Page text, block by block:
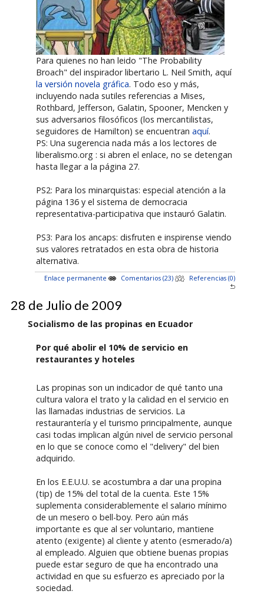
Para quienes no han leido "The Probability
Broach" del inspirador libertario L. Neil Smith, aquí
la versión novela gráfica. Todo eso y más,
incluyendo nada sutiles referencias a Mises,
Rothbard, Jefferson, Galatin, Spooner, Mencken y
sus adversarios filosóficos (los mercantilistas,
seguidores de Hamilton) se encuentranaquí.
PS: Una sugerencia nada más a los lectores de
liberalismo.org : si abren el enlace, no se detengan
hasta llegar a la página 27.
PS2: Para los minarquistas: especial atención a la
página 136 y el sistema de democracia
representativa-participativa que instauró Galatin.
PS3: Para los ancaps: disfruten e inspirense viendo
sus valores retratados en esta obra de historia
alternativa.
Enlace permanente Comentarios (23) Referencias (0)
28 de Julio de 2009
Socialismo de las propinas en Ecuador
Por qué abolir el 10% de servicio en
restaurantes y hoteles
Las propinas son un indicador de qué tanto una
cultura valora el trato y la calidad en el servicio en
las llamadas industrias de servicios. La
restaurantería y el turismo principalmente, aunque
casi todas implican algún nivel de servicio personal
en lo que se conoce como el "delivery" del bien
adquirido.
En los E.E.U.U. se acostumbra a dar una propina
(tip) de 15% del total de la cuenta. Este 15%
suplementa considerablemente el salario mínimo
de un mesero o bell-boy. Pero aún más
importante es que al ser voluntario, mantiene
atento (exigente) al cliente y atento (esmerado/a)
al empleado. Alguien que obtiene buenas propias
puede estar seguro de que ha encontrado una
actividad en que su esfuerzo es apreciado por la
sociedad.